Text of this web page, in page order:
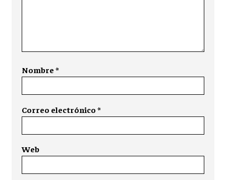
Nombre*
Correo electrónico*
Web